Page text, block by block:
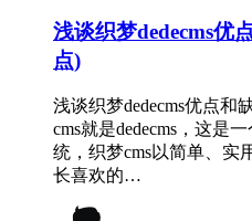
浅谈织梦dedecms优
点)
浅谈织梦dedecms优点和
cms就是dedecms，这是
统，织梦cms以简单、实
长喜欢的…